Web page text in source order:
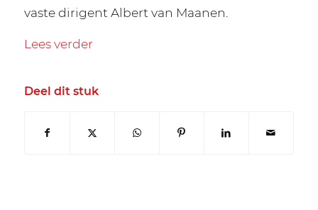
vaste dirigent Albert van Maanen.
Lees verder
Deel dit stuk